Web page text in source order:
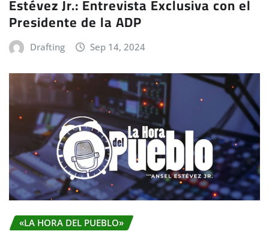
Estévez Jr.: Entrevista Exclusiva con el
Presidente de la ADP
Drafting Sep 14, 2024
«LA HORA DEL PUEBLO»